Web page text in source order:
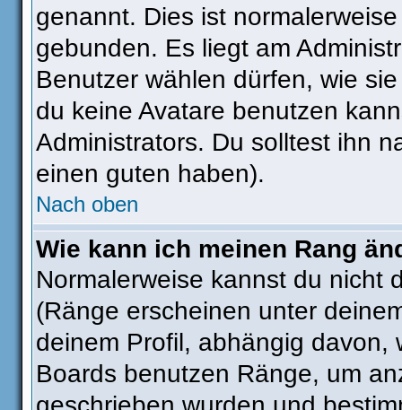
genannt. Dies ist
gebunden. Es liegt am
Benutzer wählen dürfen, wie
du keine Avatare benutzen
Administrators. Du solltest ihn
einen guten haben).
Nach oben
Wie kann ich meinen Rang
Normalerweise kannst du nicht
(Ränge erscheinen unter
deinem Profil, abhängig
Boards benutzen Ränge, um